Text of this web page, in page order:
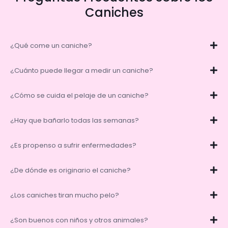
Caniches
¿Qué come un caniche?
¿Cuánto puede llegar a medir un caniche?
¿Cómo se cuida el pelaje de un caniche?
¿Hay que bañarlo todas las semanas?
¿Es propenso a sufrir enfermedades?
¿De dónde es originario el caniche?
¿Los caniches tiran mucho pelo?
¿Son buenos con niños y otros animales?